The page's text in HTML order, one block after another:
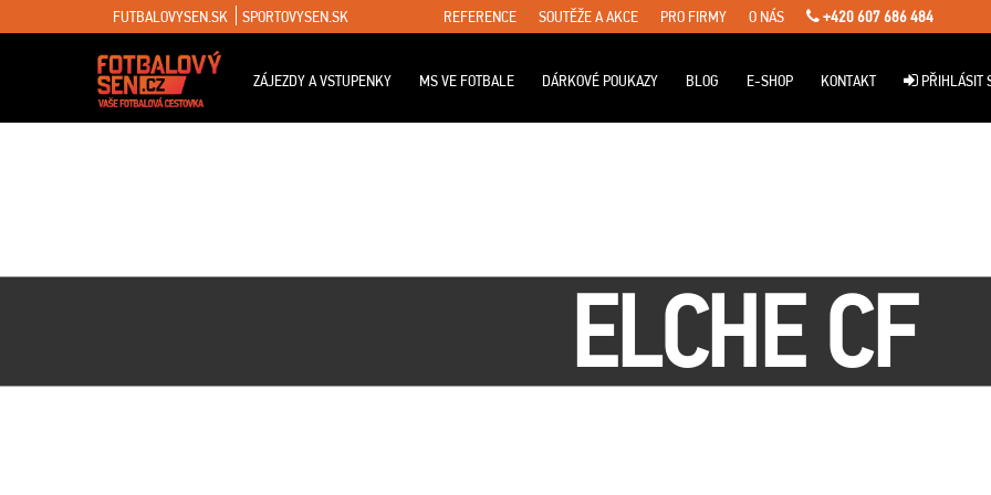
FUTBALOVYSEN.SK SPORTOVYSEN.SK REFERENCE SOUTĚŽE A AKCE PRO FIRMY O NÁS +420 607 686 484
ZÁJEZDY A VSTUPENKY MS VE FOTBALE DÁRKOVÉ POUKAZY BLOG E-SHOP KONTAKT PŘIHLÁSIT
ELCHE CF